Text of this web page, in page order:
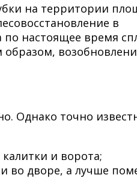
на территории
в
по настоящее время
образом,
Однако точно
и ворота;
во дворе, а лучше